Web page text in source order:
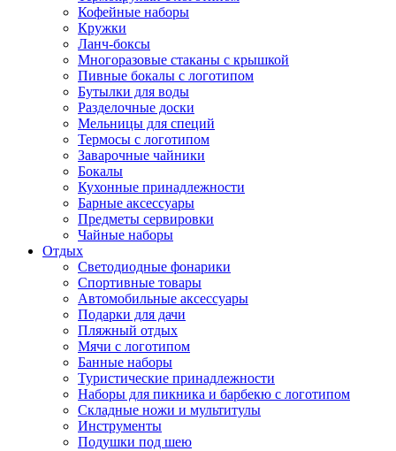
Кофейные наборы
Кружки
Ланч-боксы
Многоразовые стаканы с крышкой
Пивные бокалы с логотипом
Бутылки для воды
Разделочные доски
Мельницы для специй
Термосы с логотипом
Заварочные чайники
Бокалы
Кухонные принадлежности
Барные аксессуары
Предметы сервировки
Чайные наборы
Отдых
Светодиодные фонарики
Спортивные товары
Автомобильные аксессуары
Подарки для дачи
Пляжный отдых
Мячи с логотипом
Банные наборы
Туристические принадлежности
Наборы для пикника и барбекю с логотипом
Складные ножи и мультитулы
Инструменты
Подушки под шею